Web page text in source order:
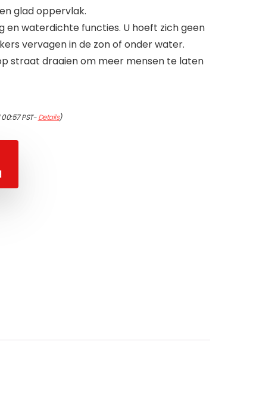
glad oppervlak.
en waterdichte functies. U hoeft zich geen
vervagen in de zon of onder water.
straat draaien om meer mensen te laten
PST-Details)